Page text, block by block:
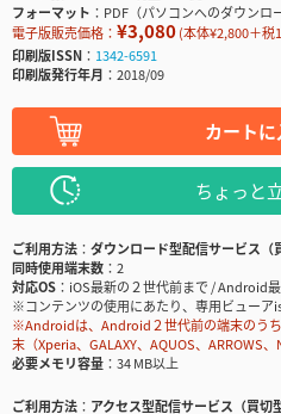
フォーマット
PDF（パソコンへのダウンロ
電子版販売価格： ¥3,080(本体¥2,800＋税
印刷版ISSN
1342-6591
印刷版発行年月
2018/09
カートに
ちょっと
ご利用方法
ダウンロード型配信サービス（
同時使用端末数
2
対応OS
iOS最新の２世代前まで / Android
※コンテンツの使用にあたり、専用ビューア
※Androidは、Android２世代前の端末のう
末（Xperia、GALAXY、AQUOS、ARROWS
必要メモリ容量
34 MB以上
ご利用方法
アクセス型配信サービス（買切